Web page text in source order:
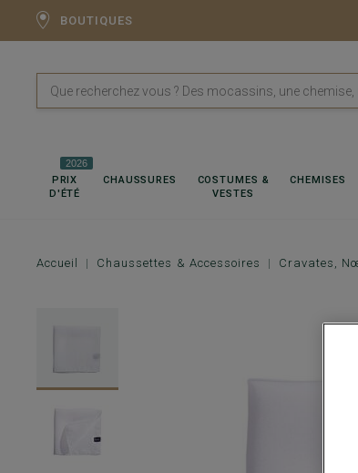
BOUTIQUES
PRIX
D'ÉTÉ
2026
CHAUSSURES
COSTUMES &
VESTES
CHEMISES
Accueil Chaussettes & Accessoires Cravates,